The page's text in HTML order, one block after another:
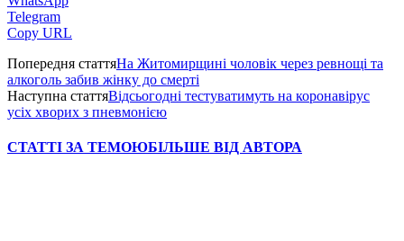
Telegram
Copy URL
Попередня статтяНа Житомирщині чоловік через ревнощі та
алкоголь забив жінку до смерті
Наступна статтяВідсьогодні тестуватимуть на коронавірус
усіх хворих з пневмонією
СТАТТІ ЗА ТЕМОЮБІЛЬШЕ ВІД АВТОРА